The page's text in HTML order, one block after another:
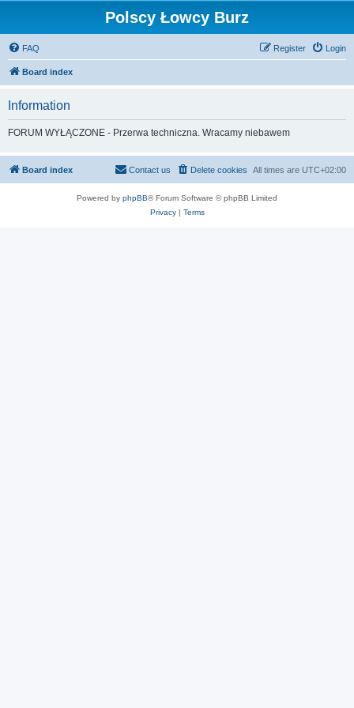
Polscy Łowcy Burz
FAQ Login
Register
Board index
Information
FORUM WYŁĄCZONE - Przerwa techniczna. Wracamy niebawem
Board index All times are UTC+02:00
Delete cookies
Contact us
Powered by phpBB® Forum Software © phpBB Limited
Privacy| Terms